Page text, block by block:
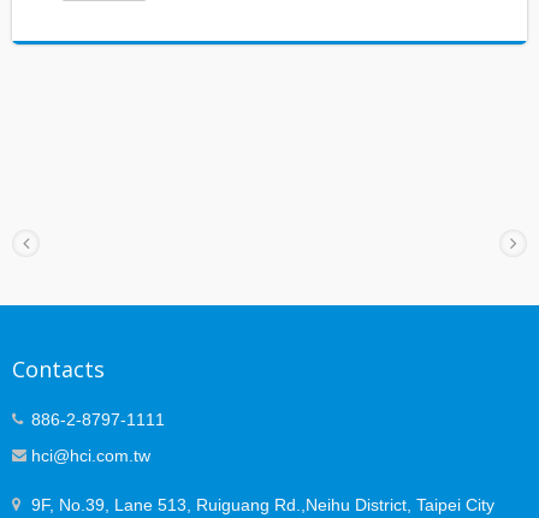
Contacts
886-2-8797-1111
hci@hci.com.tw
9F, No.39, Lane 513, Ruiguang Rd.,Neihu District, Taipei City